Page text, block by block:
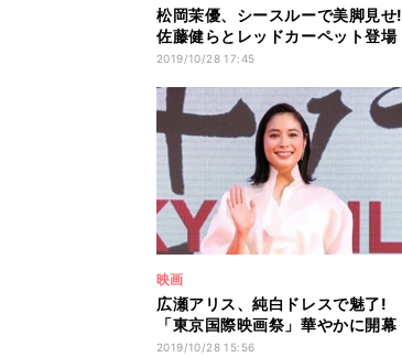
松岡茉優、シースルーで美脚見せ!
佐藤健らとレッドカーペット登場
2019/10/28 17:45
映画
広瀬アリス、純白ドレスで魅了!
「東京国際映画祭」華やかに開幕
2019/10/28 15:56